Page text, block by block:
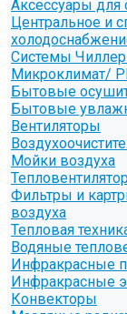
Аксессуары для
Центральное и
Системы
Микроклимат/
Бытовые
Бытовые
Вентиляторы
Мойки воздуха
Фильтры и
воздуха
Тепловая
Водяные
Инфракрасные
Инфракрасные
Конвекторы